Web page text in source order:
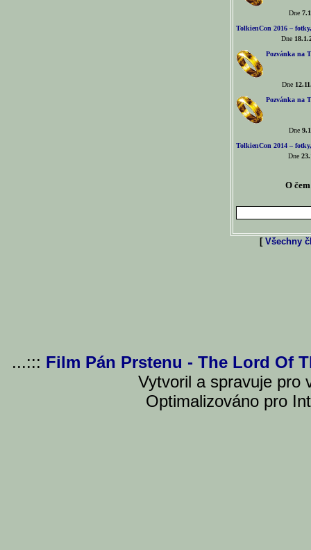
Dne
TolkienCon 2016 –
Dne
Pozvánka na
Dne
Pozvánka na
Dne
TolkienCon 2014 –
Dne
O
[ Všechny
...::: Film Pán Prstenu - The Lord Of
Vytvoril a spravuje pro
Optimalizováno pro